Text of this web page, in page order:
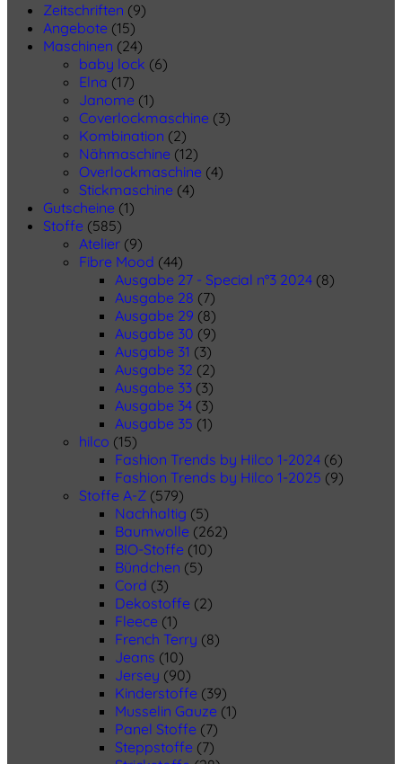
Zeitschriften (9)
Angebote (15)
Maschinen (24)
baby lock (6)
Elna (17)
Janome (1)
Coverlockmaschine (3)
Kombination (2)
Nähmaschine (12)
Overlockmaschine (4)
Stickmaschine (4)
Gutscheine (1)
Stoffe (585)
Atelier (9)
Fibre Mood (44)
Ausgabe 27 - Special n°3 2024 (8)
Ausgabe 28 (7)
Ausgabe 29 (8)
Ausgabe 30 (9)
Ausgabe 31 (3)
Ausgabe 32 (2)
Ausgabe 33 (3)
Ausgabe 34 (3)
Ausgabe 35 (1)
hilco (15)
Fashion Trends by Hilco 1-2024 (6)
Fashion Trends by Hilco 1-2025 (9)
Stoffe A-Z (579)
Nachhaltig (5)
Baumwolle (262)
BIO-Stoffe (10)
Bündchen (5)
Cord (3)
Dekostoffe (2)
Fleece (1)
French Terry (8)
Jeans (10)
Jersey (90)
Kinderstoffe (39)
Musselin Gauze (1)
Panel Stoffe (7)
Steppstoffe (7)